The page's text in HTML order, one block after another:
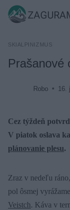
Skip
SKIALPINIZMUS
Prašanové
Robo 16.
Cez týždeň
V piatok oslava
plánovanie plesu.
Zraz v nedeľu
pol ôsmej
Veistch. Káva v